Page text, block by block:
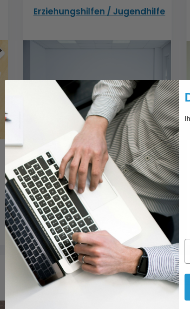
Erziehungshilfen / Jugendhilfe
SPFH
Ebei
FuD
Familienrat